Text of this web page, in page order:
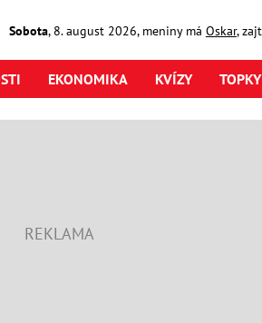
Sobota, 8. august2026, meniny má Oskar,
EKONOMIKA KVÍZY